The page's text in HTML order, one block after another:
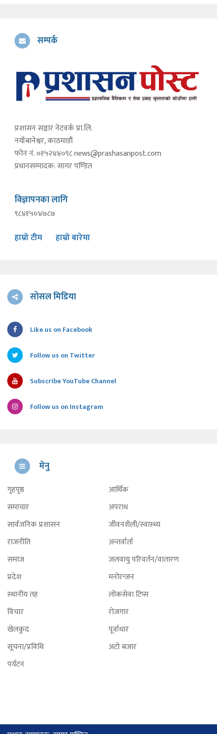
सम्पर्क
प्रशासन सञ्चार नेटवर्क प्रा.लि.
नयाँबानेश्वर, काठमाडौं
फोन नं. ०१५२४४०९८news@prashasanpost.com
प्रधानसम्पादक: सागर पण्डित
विज्ञापनका लागि
९८४१५०४७८७
हाम्रो टीम हाम्रो बारेमा
सोसल मिडिया
Like us on Facebook
Follow us on Twitter
Subscribe YouTube Channel
Follow us on Instagram
मेनु
गृहपृष्ठ
समाचार
सार्वजनिक प्रशासन
राजनीति
समाज
प्रदेश
स्थानीय तह
विचार
खेलकुद
सूचना/प्रविधि
पर्यटन
आर्थिक
अपराध
जीवनशैली/स्वास्थ्य
अन्तर्वार्ता
जलवायु परिवर्तन/वातारण
मनोरन्जन
लोकसेवा टिप्स
रोजगार
पूर्वाधार
अटो बजार